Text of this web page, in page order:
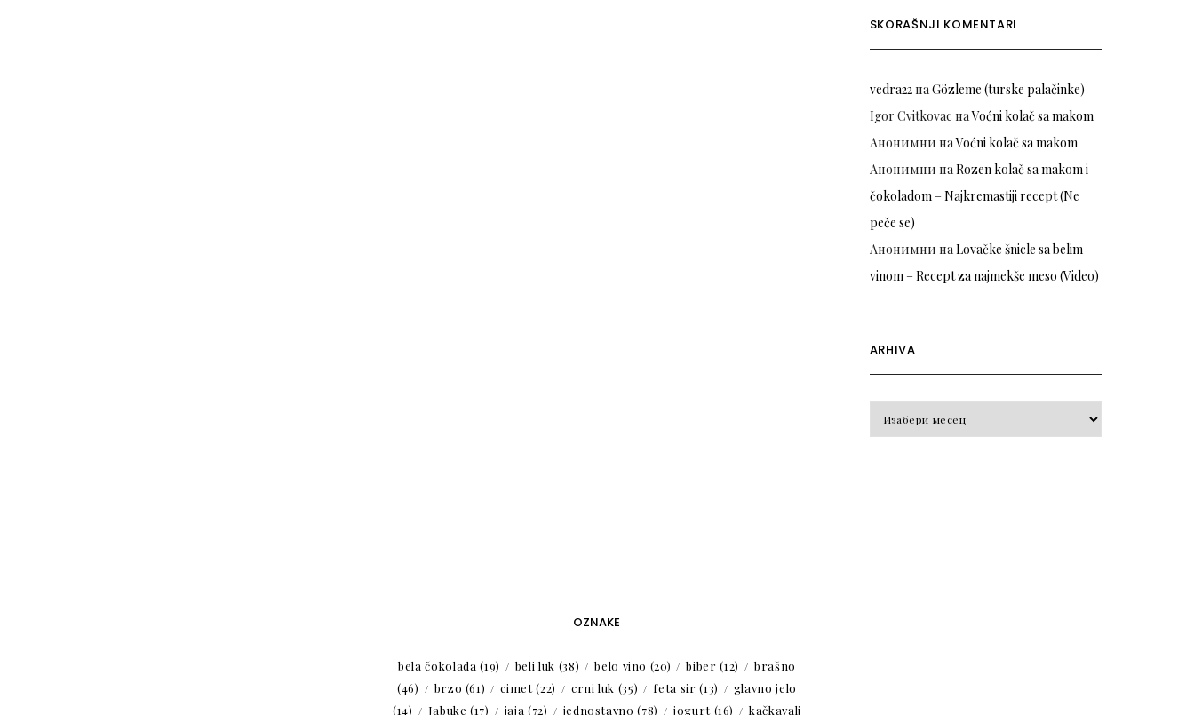
SKORAŠNJI KOMENTARI
vedra22наGözleme (turske palačinke)
Igor Cvitkovac наVoćni kolač sa makom
Анонимни наVoćni kolač sa makom
Анонимни наRozen kolač sa makom i
čokoladom – Najkremastiji recept (Ne
peče se)
Анонимни наLovačke šnicle sa belim
vinom – Recept za najmekše meso (Video)
ARHIVA
OZNAKE
bela čokolada (19) beli luk (38) belo vino (20) biber (12)
brašno
(46)
brzo (61) cimet(22) crni luk (35) feta sir (13)
glavno jelo
(14)
Jabuke (17) jaja (72) jednostavno (78) jogurt(16) kačkavalj